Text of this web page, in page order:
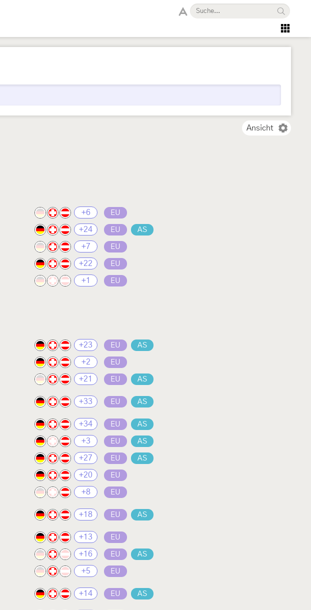
Ansicht
+6 EU
+24 EU AS
+7 EU
+22 EU
+1 EU
+23 EU AS
+2 EU
+21 EU AS
+33 EU AS
+34 EU AS
+3 EU AS
+27 EU AS
+20 EU
+8 EU
+18 EU AS
+13 EU
+16 EU AS
+5 EU
+14 EU AS